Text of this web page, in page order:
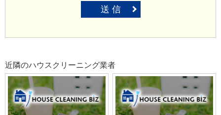
送 信
近隣のハウスクリーニング業者